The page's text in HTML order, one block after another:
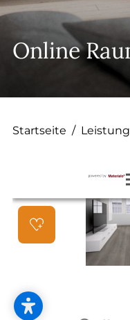
Online
Startseite /